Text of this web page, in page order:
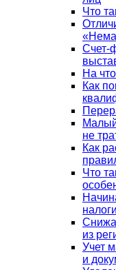
Что
Счет-
На
Как
Малый
не
Как
Что
из
Учет
и